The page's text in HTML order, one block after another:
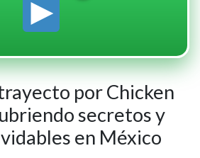
por Chicken
secretos y
en México